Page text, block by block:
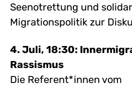
Seenotrettung und
Migrationspolitik zur
4. Juli, 18:30:
Rassismus
Die Referent*innen vom